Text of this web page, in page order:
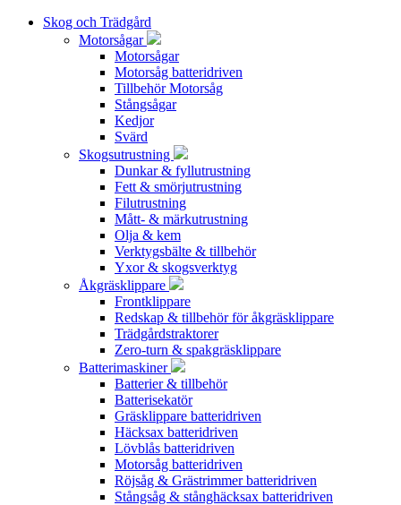
Skog och Trädgård
Motorsågar
Motorsågar
Motorsåg batteridriven
Tillbehör Motorsåg
Stångsågar
Kedjor
Svärd
Skogsutrustning
Dunkar & fyllutrustning
Fett & smörjutrustning
Filutrustning
Mått- & märkutrustning
Olja & kem
Verktygsbälte & tillbehör
Yxor & skogsverktyg
Åkgräsklippare
Frontklippare
Redskap & tillbehör för åkgräsklippare
Trädgårdstraktorer
Zero-turn & spakgräsklippare
Batterimaskiner
Batterier & tillbehör
Batterisekatör
Gräsklippare batteridriven
Häcksax batteridriven
Lövblås batteridriven
Motorsåg batteridriven
Röjsåg & Grästrimmer batteridriven
Stångsåg & stånghäcksax batteridriven